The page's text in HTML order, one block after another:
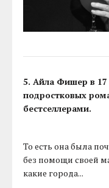
5. Айла Фишер в 17
подростковых
бестселлерами.
То есть она была
без помощи своей
какие города...